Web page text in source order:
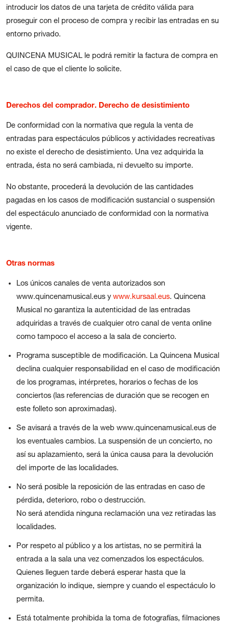
introducir los datos de una tarjeta de crédito válida para
proseguir con el proceso de compra y recibir las entradas en su
entorno privado.
QUINCENA MUSICAL le podrá remitir la factura de compra en
el caso de que el cliente lo solicite.
Derechos del comprador. Derecho de desistimiento
De conformidad con la normativa que regula la venta de
entradas para espectáculos públicos y actividades recreativas
no existe el derecho de desistimiento. Una vez adquirida la
entrada, ésta no será cambiada, ni devuelto su importe.
No obstante, procederá la devolución de las cantidades
pagadas en los casos de modificación sustancial o suspensión
del espectáculo anunciado de conformidad con la normativa
vigente.
Otras normas
Los únicos canales de venta autorizados son
www.quincenamusical.eus y www.kursaal.eus. Quincena
Musical no garantiza la autenticidad de las entradas
adquiridas a través de cualquier otro canal de venta online
como tampoco el acceso a la sala de concierto.
Programa susceptible de modificación. La Quincena Musical
declina cualquier responsabilidad en el caso de modificación
de los programas, intérpretes, horarios o fechas de los
conciertos (las referencias de duración que se recogen en
este folleto son aproximadas).
Se avisará a través de la web www.quincenamusical.eus de
los eventuales cambios. La suspensión de un concierto, no
así su aplazamiento, será la única causa para la devolución
del importe de las localidades.
No será posible la reposición de las entradas en caso de
pérdida, deterioro, robo o destrucción.
No será atendida ninguna reclamación una vez retiradas las
localidades.
Por respeto al público y a los artistas, no se permitirá la
entrada a la sala una vez comenzados los espectáculos.
Quienes lleguen tarde deberá esperar hasta que la
organización lo indique, siempre y cuando el espectáculo lo
permita.
Está totalmente prohibida la toma de fotografías, filmaciones